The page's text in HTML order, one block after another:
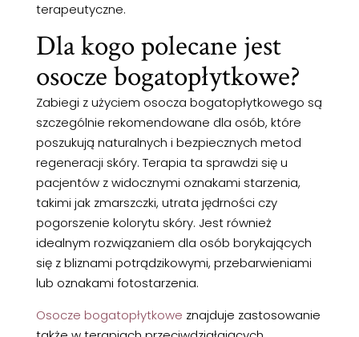
terapeutyczne.
Dla kogo polecane jest
osocze bogatopłytkowe?
Zabiegi z użyciem osocza bogatopłytkowego są
szczególnie rekomendowane dla osób, które
poszukują naturalnych i bezpiecznych metod
regeneracji skóry. Terapia ta sprawdzi się u
pacjentów z widocznymi oznakami starzenia,
takimi jak zmarszczki, utrata jędrności czy
pogorszenie kolorytu skóry. Jest również
idealnym rozwiązaniem dla osób borykających
się z bliznami potrądzikowymi, przebarwieniami
lub oznakami fotostarzenia.
Osocze bogatopłytkowe znajduje zastosowanie